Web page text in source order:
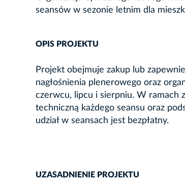
seansów w sezonie letnim dla
OPIS PROJEKTU
Projekt obejmuje zakup lub
nagłośnienia plenerowego oraz
czerwcu, lipcu i sierpniu. W ramach
techniczną każdego seansu oraz
udział w seansach jest bezpłatny.
UZASADNIENIE PROJEKTU